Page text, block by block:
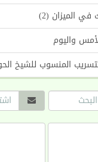
الميزان (2)
واليوم
المنسوب للشيخ